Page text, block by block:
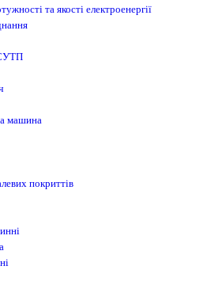
та якості електроенергії
машина
покриттів